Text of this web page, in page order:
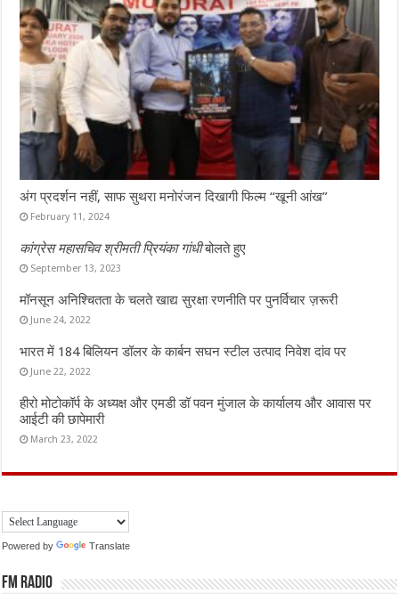
अंग प्रदर्शन नहीं, साफ सुथरा मनोरंजन दिखागी फिल्म “खूनी आंख”
February 11, 2024
कांग्रेस महासचिव श्रीमती प्रियंका गांधीबोलते हुए
September 13, 2023
मॉनसून अनिश्चितता के चलते खाद्य सुरक्षा रणनीति पर पुनर्विचार ज़रूरी
June 24, 2022
भारत में 184 बिलियन डॉलर के कार्बन सघन स्टील उत्पाद निवेश दांव पर
June 22, 2022
हीरो मोटोकॉर्प के अध्यक्ष और एमडी डॉ पवन मुंजाल के कार्यालय और आवास पर
आईटी की छापेमारी
March 23, 2022
Powered by Translate
FM Radio